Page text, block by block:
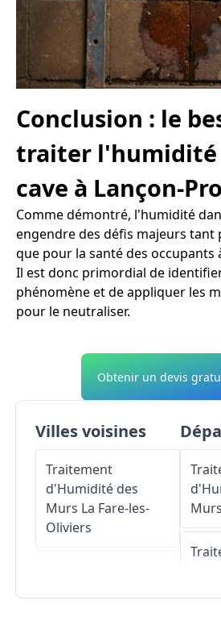
Conclusion : le
traiter l'humidité
cave à Lançon-
Comme démontré, l'humidité
engendre des défis majeurs
que pour la santé des occupants
Il est donc primordial de
phénomène et de appliquer les
pour le neutraliser.
Obtenir un devis
Villes voisines
Traitement
d'Humidité des
Murs La Fare-les-
Oliviers
Murs